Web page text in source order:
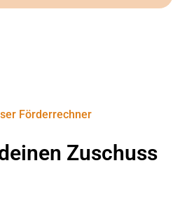
Förderrechner
Zuschuss